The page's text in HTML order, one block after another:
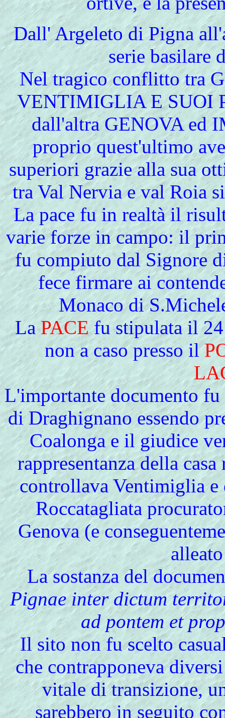
Dall' Argeleto di Pigna
serie basilare
Nel tragico conflitto tra
VENTIMIGLIA E SUOI
dall'altra GENOVA ed
proprio quest'ultimo
superiori grazie alla sua
tra Val Nervia e val Roia
La pace fu in realtà il
varie forze in campo: il
fu compiuto dal Signore
fece firmare ai
Monaco di
LaPACEfu stipulata il 24
non a caso presso il
L'importante documento
di Draghignano essendo
Coalonga e il giudice
rappresentanza della
controllava Ventimiglia
Roccatagliata
Genova (e
La sostanza del
Pignae inter dictum
ad pontem et
Il sito non fu scelto
che contrapponeva
vitale di transizione,
sarebbero in seguito